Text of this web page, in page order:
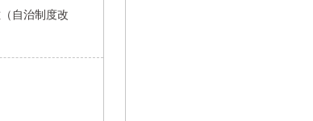
自治制度改